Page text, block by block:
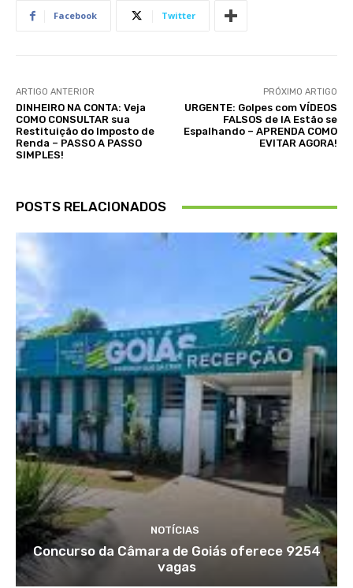
Facebook Twitter
ARTIGO ANTERIOR
DINHEIRO NA CONTA: Veja
COMO CONSULTAR sua
Restituição do Imposto de
Renda – PASSO A PASSO
SIMPLES!
PRÓXIMO ARTIGO
URGENTE: Golpes com VÍDEOS
FALSOS de IA Estão se
Espalhando – APRENDA COMO
EVITAR AGORA!
POSTS RELACIONADOS
NOTÍCIAS
Concurso da Câmara de Goiás oferece 9254
vagas